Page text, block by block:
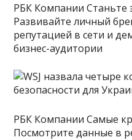
РБК Компании Станьте
Развивайте личный
репутацией в сети и
бизнес-аудитории
РБК Компании Самые
Посмотрите данные в